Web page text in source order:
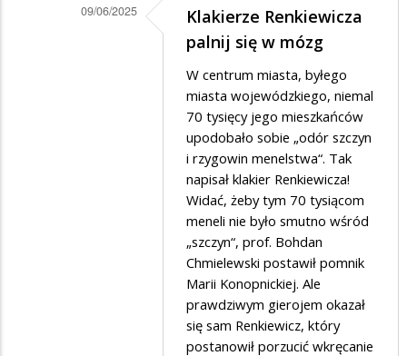
09/06/2025
SUWALCZANIN
Klakierze Renkiewicza
palnij się w mózg
W centrum miasta, byłego
miasta wojewódzkiego, niemal
70 tysięcy jego mieszkańców
upodobało sobie „odór szczyn
i rzygowin menelstwa“. Tak
napisał klakier Renkiewicza!
Widać, żeby tym 70 tysiącom
meneli nie było smutno wśród
„szczyn“, prof. Bohdan
Chmielewski postawił pomnik
Marii Konopnickiej. Ale
prawdziwym gierojem okazał
się sam Renkiewicz, który
postanowił porzucić wkręcanie